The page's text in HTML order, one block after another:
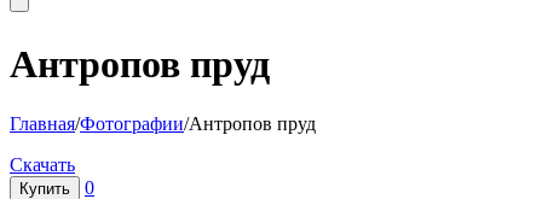
Антропов пруд
Главная/Фотографии/Антропов пруд
Cкачать
0